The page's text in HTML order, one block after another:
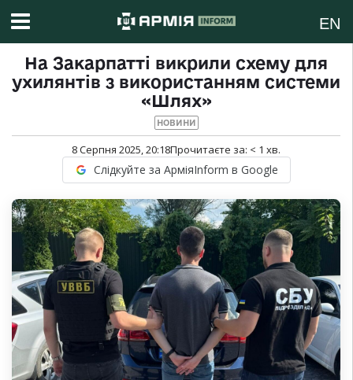
EN
На Закарпатті викрили схему для
ухилянтів з використанням системи
«Шлях»
НОВИНИ
8 Серпня 2025, 20:18Прочитаєте за: < 1 хв.
Слідкуйте за АрміяInform в Google